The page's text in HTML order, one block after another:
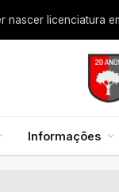
Informações